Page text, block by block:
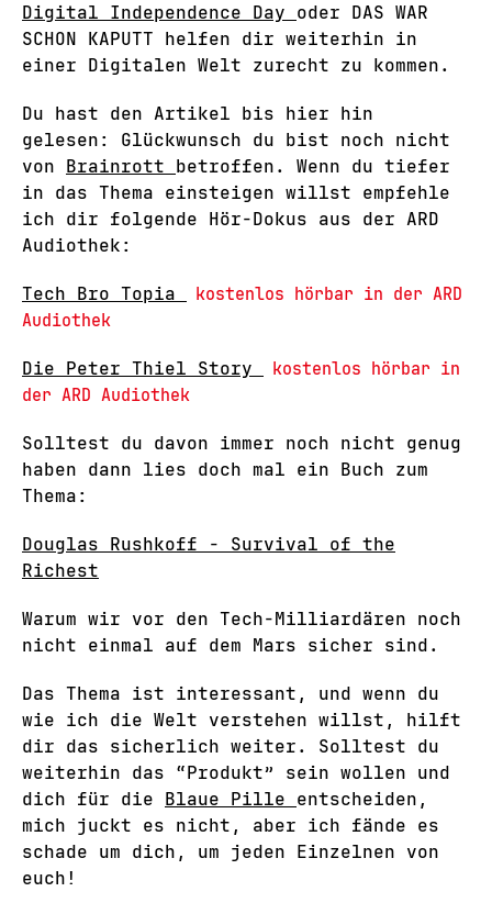
Digital Independence Day oder DAS WAR
SCHON KAPUTT helfen dir weiterhin in
einer Digitalen Welt zurecht zu kommen.
Du hast den Artikel bis hier hin
gelesen: Glückwunsch du bist noch nicht
von Brainrott betroffen. Wenn du tiefer
in das Thema einsteigen willst empfehle
ich dir folgende Hör-Dokus aus der ARD
Audiothek:
Tech Bro Topia
kostenlos hörbar in der ARD
Audiothek
Die Peter Thiel Story
kostenlos hörbar in
der ARD Audiothek
Solltest du davon immer noch nicht genug
haben dann lies doch mal ein Buch zum
Thema:
Douglas Rushkoff - Survival of the
Richest
Warum wir vor den Tech-Milliardären noch
nicht einmal auf dem Mars sicher sind.
Das Thema ist interessant, und wenn du
wie ich die Welt verstehen willst, hilft
dir das sicherlich weiter. Solltest du
weiterhin das “Produkt” sein wollen und
dich für die Blaue Pille entscheiden,
mich juckt es nicht, aber ich fände es
schade um dich, um jeden Einzelnen von
euch!